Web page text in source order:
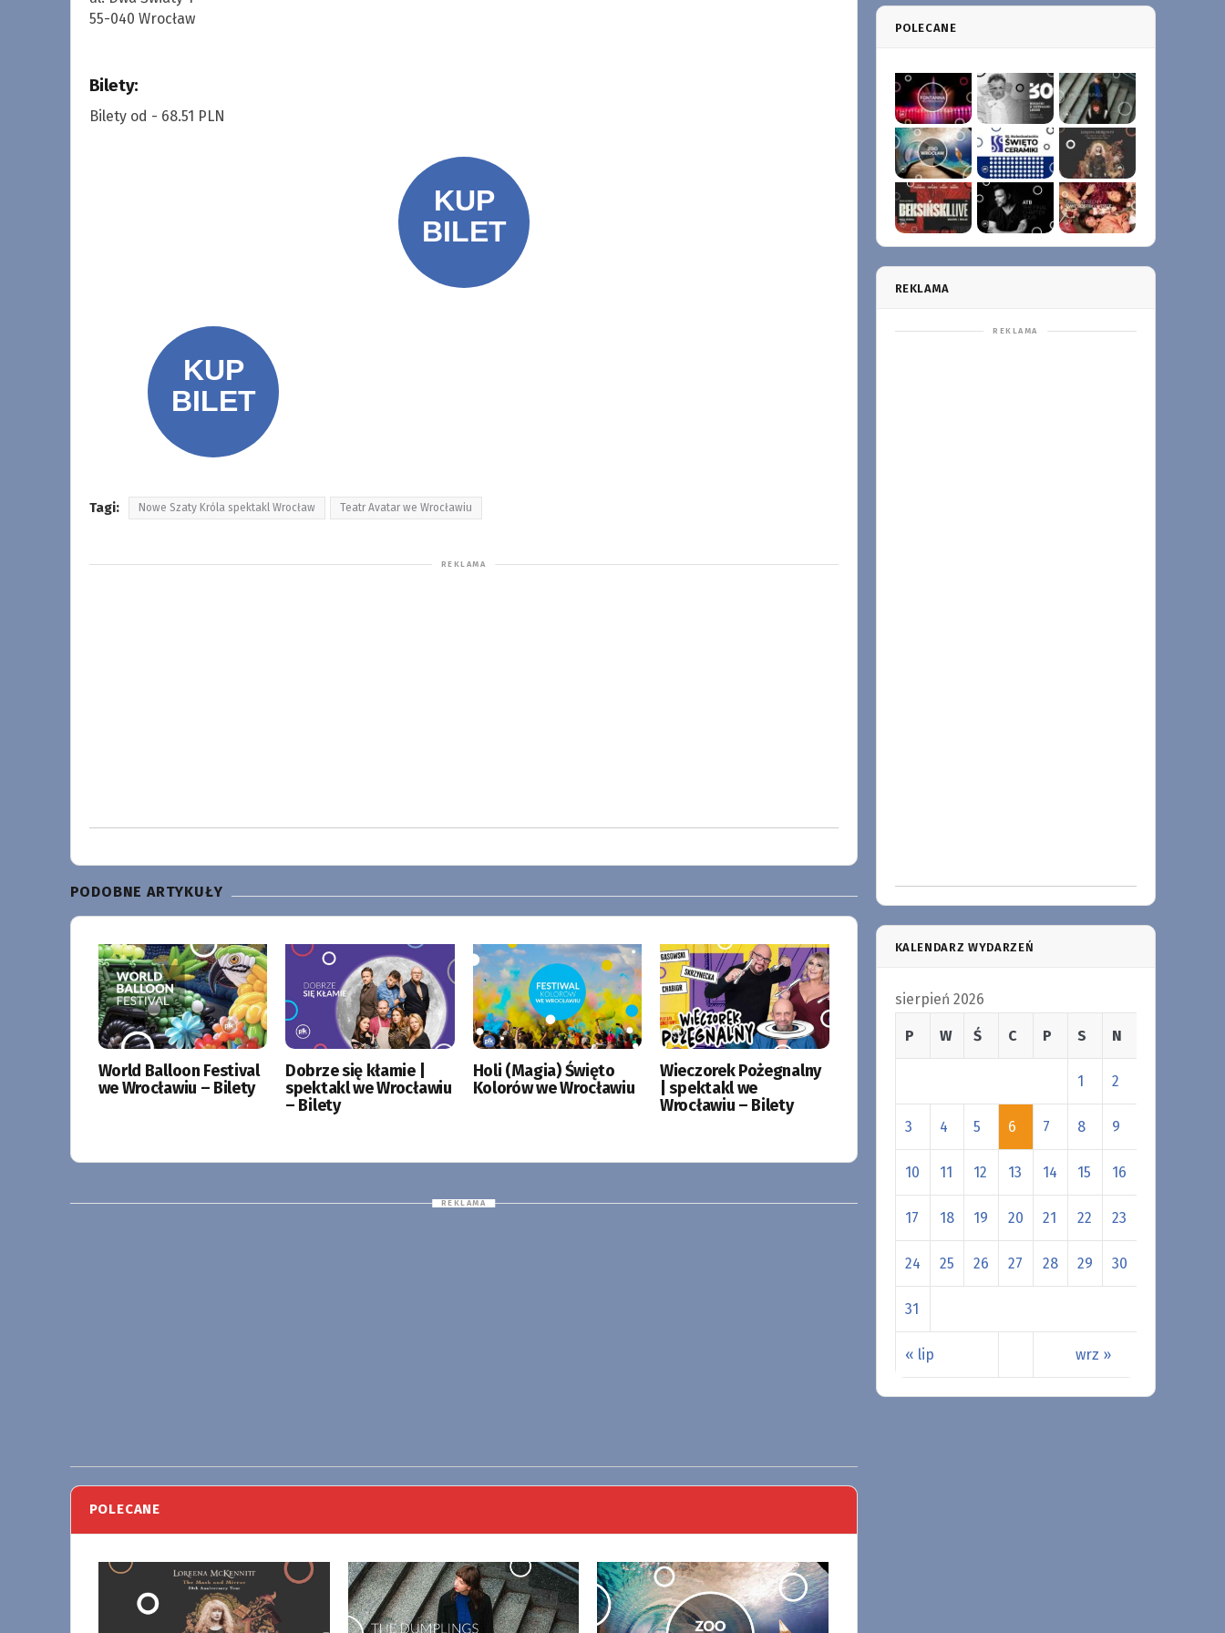
55-040 Wrocław
Bilety:
Bilety od - 68.51 PLN
Tagi: Nowe Szaty Króla spektakl Wrocław Teatr Avatar we Wrocławiu
PODOBNE ARTYKUŁY
World Balloon Festival
we Wrocławiu – Bilety
Dobrze się kłamie |
spektakl we Wrocławiu
– Bilety
Holi (Magia) Święto
Kolorów we Wrocławiu
Wieczorek Pożegnalny
| spektakl we
Wrocławiu – Bilety
POLECANE
POLECANE
REKLAMA
KALENDARZ WYDARZEŃ
sierpień 2026
P W Ś C P S N
« lip wrz »
1 2
3 4 5 6 7 8 9
10 11 12 13 14 15 16
17 18 19 20 21 22 23
24 25 26 27 28 29 30
31